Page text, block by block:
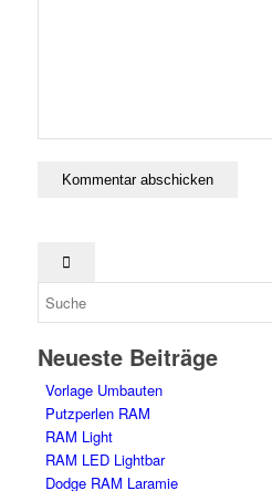
Neueste Beiträge
Vorlage Umbauten
Putzperlen RAM
RAM Light
RAM LED Lightbar
Dodge RAM Laramie